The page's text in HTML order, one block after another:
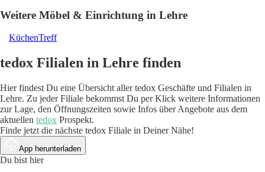
Weitere Möbel & Einrichtung in Lehre
KüchenTreff
tedox Filialen in Lehre finden
Hier findest Du eine Übersicht aller tedox Geschäfte und Filialen in
Lehre. Zu jeder Filiale bekommst Du per Klick weitere Informationen
zur Lage, den Öffnungszeiten sowie Infos über Angebote aus dem
aktuellen tedox Prospekt.
Finde jetzt die nächste tedox Filiale in Deiner Nähe!
App herunterladen
Du bist hier